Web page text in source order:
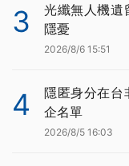
3
光纖無人機遺
隱憂
2026/8/6 15:51
4
隱匿身分在台
企名單
2026/8/5 16:03